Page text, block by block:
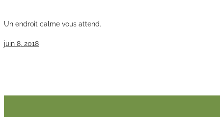
Un endroit calme vous attend.
juin 8, 2018